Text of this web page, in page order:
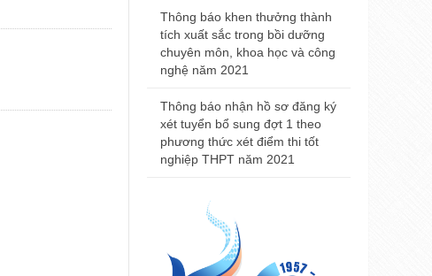
Thông báo khen thưởng thành
tích xuất sắc trong bồi dưỡng
chuyên môn, khoa học và công
nghệ năm 2021
Thông báo nhận hồ sơ đăng ký
xét tuyển bổ sung đợt 1 theo
phương thức xét điểm thi tốt
nghiệp THPT năm 2021